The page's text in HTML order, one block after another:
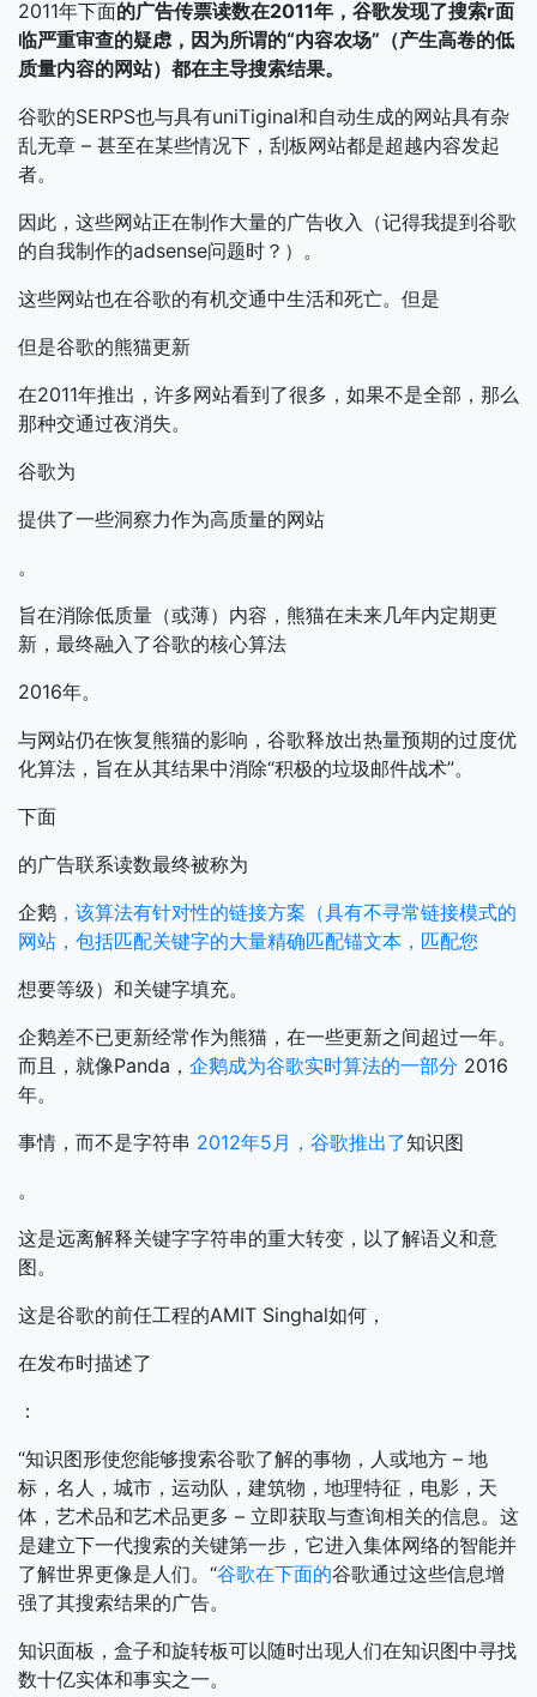
2011年下面的广告传票读数在2011年，谷歌发现了搜索r面
临严重审查的疑虑，因为所谓的“内容农场”（产生高卷的低
质量内容的网站）都在主导搜索结果。
谷歌的SERPS也与具有uniTiginal和自动生成的网站具有杂
乱无章 – 甚至在某些情况下，刮板网站都是超越内容发起
者。
因此，这些网站正在制作大量的广告收入（记得我提到谷歌
的自我制作的adsense问题时？）。
这些网站也在谷歌的有机交通中生活和死亡。但是
但是谷歌的熊猫更新
在2011年推出，许多网站看到了很多，如果不是全部，那么
那种交通过夜消失。
谷歌为
提供了一些洞察力作为高质量的网站
。
旨在消除低质量（或薄）内容，熊猫在未来几年内定期更
新，最终融入了谷歌的核心算法
2016年。
与网站仍在恢复熊猫的影响，谷歌释放出热量预期的过度优
化算法，旨在从其结果中消除“积极的垃圾邮件战术”。
下面
的广告联系读数最终被称为
企鹅 ，该算法有针对性的链接方案（具有不寻常链接模式的
网站，包括匹配关键字的大量精确匹配锚文本，匹配您
想要等级）和关键字填充。
企鹅差不已更新经常作为熊猫，在一些更新之间超过一年。
而且，就像Panda， 企鹅成为谷歌实时算法的一部分 2016
年。
事情，而不是字符串 2012年5月，谷歌推出了知识图
。
这是远离解释关键字字符串的重大转变，以了解语义和意
图。
这是谷歌的前任工程的AMIT Singhal如何，
在发布时描述了
：
“知识图形使您能够搜索谷歌了解的事物，人或地方 – 地
标，名人，城市，运动队，建筑物，地理特征，电影，天
体，艺术品和艺术品更多 – 立即获取与查询相关的信息。这
是建立下一代搜索的关键第一步，它进入集体网络的智能并
了解世界更像是人们。“谷歌在下面的谷歌通过这些信息增
强了其搜索结果的广告。
知识面板，盒子和旋转板可以随时出现人们在知识图中寻找
数十亿实体和事实之一。